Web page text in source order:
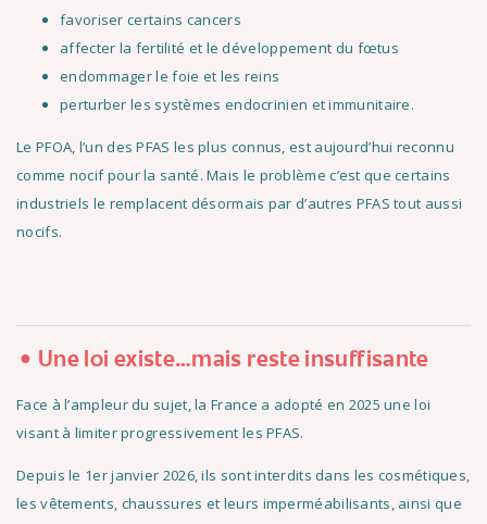
favoriser certains cancers
affecter la fertilité et le développement du fœtus
endommager le foie et les reins
perturber les systèmes endocrinien et immunitaire.
Le PFOA, l’un des PFAS les plus connus, est aujourd’hui reconnu
comme nocif pour la santé. Mais le problème c’est que certains
industriels le remplacent désormais par d’autres PFAS tout aussi
nocifs.
Une loi existe…mais reste insuffisante
Face à l’ampleur du sujet, la France a adopté en 2025 une loi
visant à limiter progressivement les PFAS.
Depuis le 1er janvier 2026, ils sont interdits dans les cosmétiques,
les vêtements, chaussures et leurs imperméabilisants, ainsi que